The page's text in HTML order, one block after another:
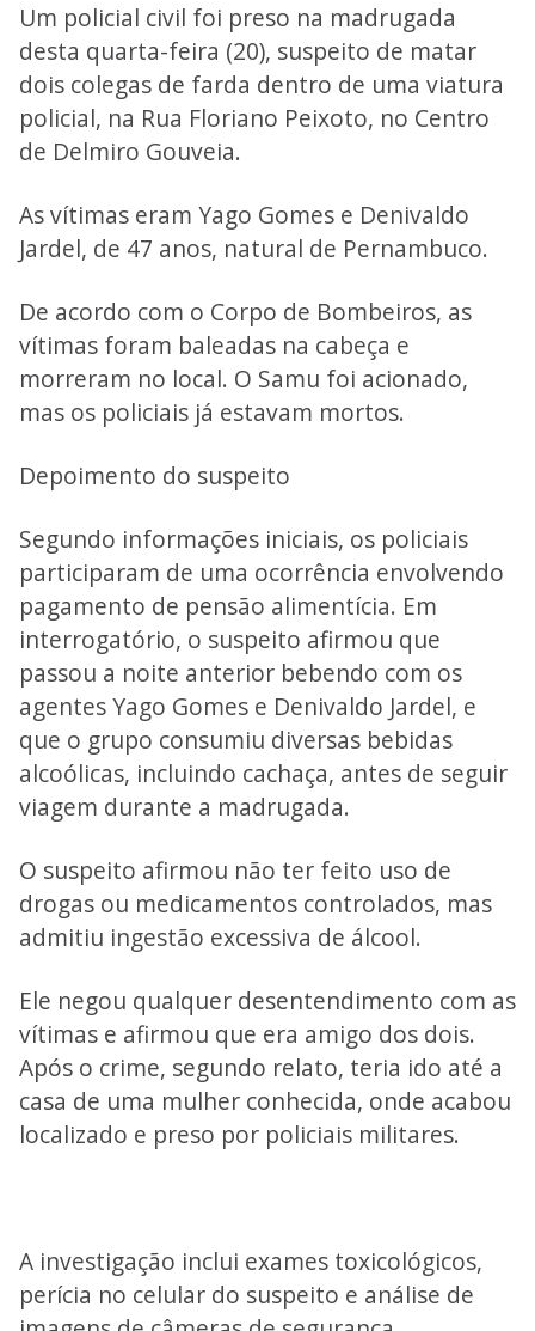
Um policial civil foi preso na madrugada
desta quarta-feira (20), suspeito de matar
dois colegas de farda dentro de uma viatura
policial, na Rua Floriano Peixoto, no Centro
de Delmiro Gouveia.
As vítimas eram Yago Gomes e Denivaldo
Jardel, de 47 anos, natural de Pernambuco.
De acordo com o Corpo de Bombeiros, as
vítimas foram baleadas na cabeça e
morreram no local. O Samu foi acionado,
mas os policiais já estavam mortos.
Depoimento do suspeito
Segundo informações iniciais, os policiais
participaram de uma ocorrência envolvendo
pagamento de pensão alimentícia. Em
interrogatório, o suspeito afirmou que
passou a noite anterior bebendo com os
agentes Yago Gomes e Denivaldo Jardel, e
que o grupo consumiu diversas bebidas
alcoólicas, incluindo cachaça, antes de seguir
viagem durante a madrugada.
O suspeito afirmou não ter feito uso de
drogas ou medicamentos controlados, mas
admitiu ingestão excessiva de álcool.
Ele negou qualquer desentendimento com as
vítimas e afirmou que era amigo dos dois.
Após o crime, segundo relato, teria ido até a
casa de uma mulher conhecida, onde acabou
localizado e preso por policiais militares.
A investigação inclui exames toxicológicos,
perícia no celular do suspeito e análise de